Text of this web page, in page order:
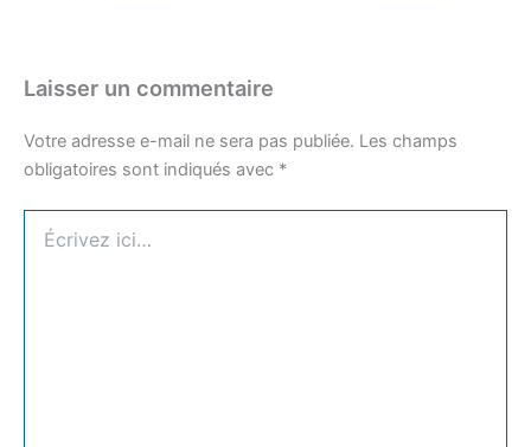
Laisser un commentaire
Votre adresse e-mail ne sera pas publiée. Les champs
obligatoires sont indiqués avec *
ici…